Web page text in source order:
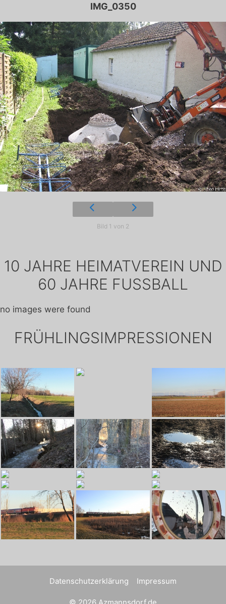
IMG_0350
Bild 1 von 2
10 JAHRE HEIMATVEREIN UND
60 JAHRE FUSSBALL
no images were found
FRÜHLINGSIMPRESSIONEN
Datenschutzerklärung Impressum